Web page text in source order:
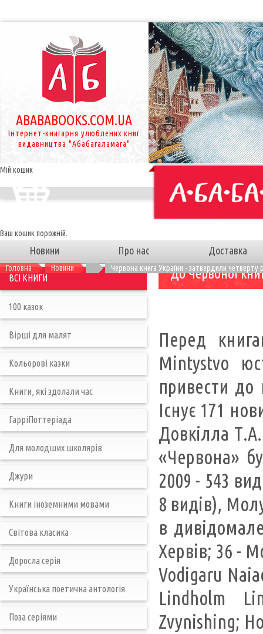
ABABABOOKS.COM.UA
Інтернет-книгарня улюблених книг
видавництва "Абабагаламага"
Мій кошик
Ваш кошик порожній.
Новини Про нас Доставка
Головна Новини Червона книга України - затвердили четверту
До Червоної
Перед
Mintystvo
привести до
Існує 171
Довкілла
«Червона»
2009 - 543
8 видів),
в
Хервів; 36 -
Vodigaru
Lindholm
Zvynishing;
ВСІ КНИГИ
100 казок
Вірші для малят
Кольорові казки
Книги, які здолали час
ГарріПоттеріада
Для молодших школярів
Джури
Книги іноземними мовами
Світова класика
Доросла серія
Українська поетична антологія
Поза серіями